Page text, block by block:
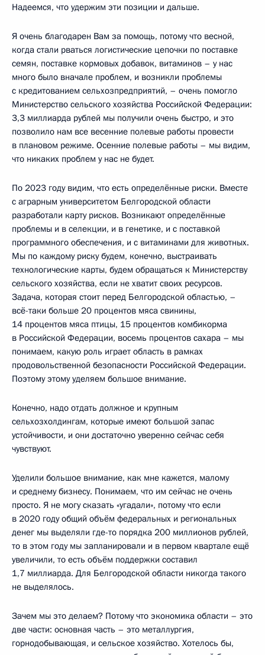
Надеемся, что удержим эти позиции и дальше.
Я очень благодарен Вам за помощь, потому что весной,
когда стали рваться логистические цепочки по поставке
семян, поставке кормовых добавок, витаминов – у нас
много было вначале проблем, и возникли проблемы
с кредитованием сельхозпредприятий, – очень помогло
Министерство сельского хозяйства Российской Федерации:
3,3 миллиарда рублей мы получили очень быстро, и это
позволило нам все весенние полевые работы провести
в плановом режиме. Осенние полевые работы – мы видим,
что никаких проблем у нас не будет.
По 2023 году видим, что есть определённые риски. Вместе
с аграрным университетом Белгородской области
разработали карту рисков. Возникают определённые
проблемы и в селекции, и в генетике, и с поставкой
программного обеспечения, и с витаминами для животных.
Мы по каждому риску будем, конечно, выстраивать
технологические карты, будем обращаться к Министерству
сельского хозяйства, если не хватит своих ресурсов.
Задача, которая стоит перед Белгородской областью, –
всё-таки больше 20 процентов мяса свинины,
14 процентов мяса птицы, 15 процентов комбикорма
в Российской Федерации, восемь процентов сахара – мы
понимаем, какую роль играет область в рамках
продовольственной безопасности Российской Федерации.
Поэтому этому уделяем большое внимание.
Конечно, надо отдать должное и крупным
сельхозхолдингам, которые имеют большой запас
устойчивости, и они достаточно уверенно сейчас себя
чувствуют.
Уделили большое внимание, как мне кажется, малому
и среднему бизнесу. Понимаем, что им сейчас не очень
просто. Я не могу сказать «угадали», потому что если
в 2020 году общий объём федеральных и региональных
денег мы выделяли где-то порядка 200 миллионов рублей,
то в этом году мы запланировали и в первом квартале ещё
увеличили, то есть объём поддержки составил
1,7 миллиарда. Для Белгородской области никогда такого
не выделялось.
Зачем мы это делаем? Потому что экономика области – это
две части: основная часть – это металлургия,
горнодобывающая, и сельское хозяйство. Хотелось бы,